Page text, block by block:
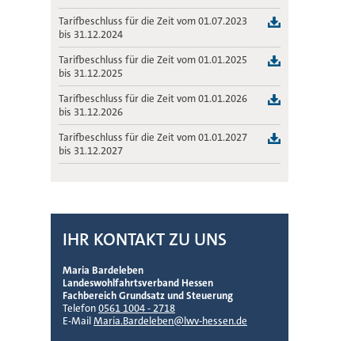
(RV3)
06.12.2023- Berechnungsbogen
Investitionskosten im Bestand (RV 3)
06.12.2023
Finanzierung von Kurzzeitbetreuung
06.12.2023- Anpassung jährliche
Dokumentation (RV2)
06.12.2023- Anpassung jährliche
Dokumentation (RV 3)
Fahrtkostenbudgets
05.12.2022- Anlage zu Fahrtkostenbudgets:
Entfernungskilometer
05.12.2022- Anlage zu Fahrtkostenbudgets:
Kostenkalkulation
PerSEH
13.12.2021- Umrechnungsdatei und
Handbuch für die Umstellung RV 3
13.12.2021- Umrechnungsdatei und
Handbuch für die Umstellung RV 2
Tarifbeschluss für die Zeit vom 01.07.2023
bis 31.12.2024
Tarifbeschluss für die Zeit vom 01.01.2025
bis 31.12.2025
Tarifbeschluss für die Zeit vom 01.01.2026
bis 31.12.2026
Tarifbeschluss für die Zeit vom 01.01.2027
bis 31.12.2027
IHR KONTAKT ZU UNS
Maria Bardeleben
Landeswohlfahrtsverband Hessen
Fachbereich Grundsatz und Steuerung
Telefon0561 1004 - 2718
E-MailMaria.Bardeleben@lwv-hessen.de